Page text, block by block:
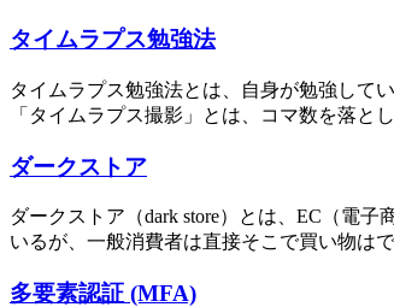
タイムラプス勉強法
タイムラプス勉強法とは、自身が勉強して
「タイムラプス撮影」とは、コマ数を落
ダークストア
ダークストア（dark store）とは、EC（電
いるが、一般消費者は直接そこで買い物
多要素認証 (MFA)